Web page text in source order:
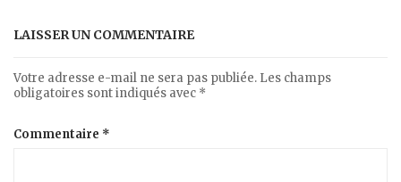
LAISSER UN COMMENTAIRE
Votre adresse e-mail ne sera pas publiée. Les champs
obligatoires sont indiqués avec *
Commentaire *